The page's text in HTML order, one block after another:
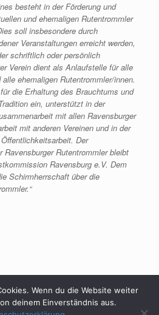
besteht in der Förderung und
und ehemaligen Rutentrommler
soll insbesondere durch
Veranstaltungen erreicht werden,
schriftlich oder persönlich
Verein dient als Anlaufstelle für alle
ehemaligen Rutentrommler/innen.
die Erhaltung des Brauchtums und
ein, unterstützt in der
mit allen Ravensburger
mit anderen Vereinen und in der
Der
Ravensburger Rutentrommler bleibt
Ravensburg e.V. Dem
Schirmherrschaft über die
Wenn du die Website weiter
deinem Einverständnis aus.